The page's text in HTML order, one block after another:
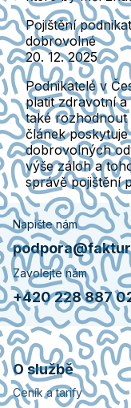
Pojištění
dobrovolné
20. 12. 2025
Podnikatelé v
platit zdravotní a
také rozhodnout
článek
dobrovolných
výše záloh a
správě pojištění
Napište nám
Zavolejte nám
+420 228 887
O službě
Ceník a tarify